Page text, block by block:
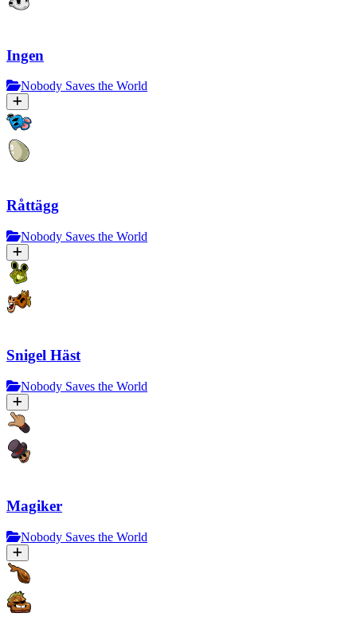
Ingen
Nobody Saves the World
Råttägg
Nobody Saves the World
Snigel Häst
Nobody Saves the World
Magiker
Nobody Saves the World